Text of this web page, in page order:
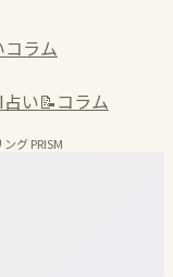
コラム
占い📝コラム
グ ​PRISM